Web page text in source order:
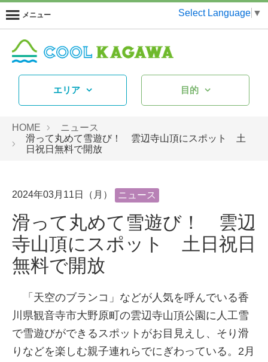
メニュー Select Language ▼
エリア 目的
HOME
ニュース
滑って丸めて雪遊び！ 雲辺寺山頂にスポット 土
日祝日無料で開放
2024年03月11日（月） ニュース
滑って丸めて雪遊び！ 雲辺
寺山頂にスポット 土日祝日
無料で開放
「天空のブランコ」などが人気を呼んでいる香
川県観音寺市大野原町の雲辺寺山頂公園に人工雪
で雪遊びができるスポットがお目見えし、そり滑
りなどを楽しむ親子連れらでにぎわっている。2月